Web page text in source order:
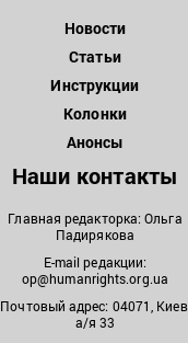
Новости
Статьи
Инструкции
Колонки
Анонсы
Наши контакты
Главная редакторка: Ольга
Падирякова
E-mail редакции:
op@humanrights.org.ua
Почтовый адрес: 04071, Киев,
а/я 33